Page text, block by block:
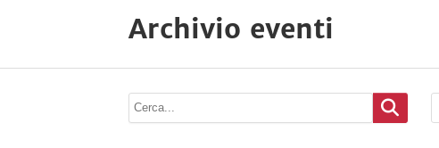
Archivio eventi